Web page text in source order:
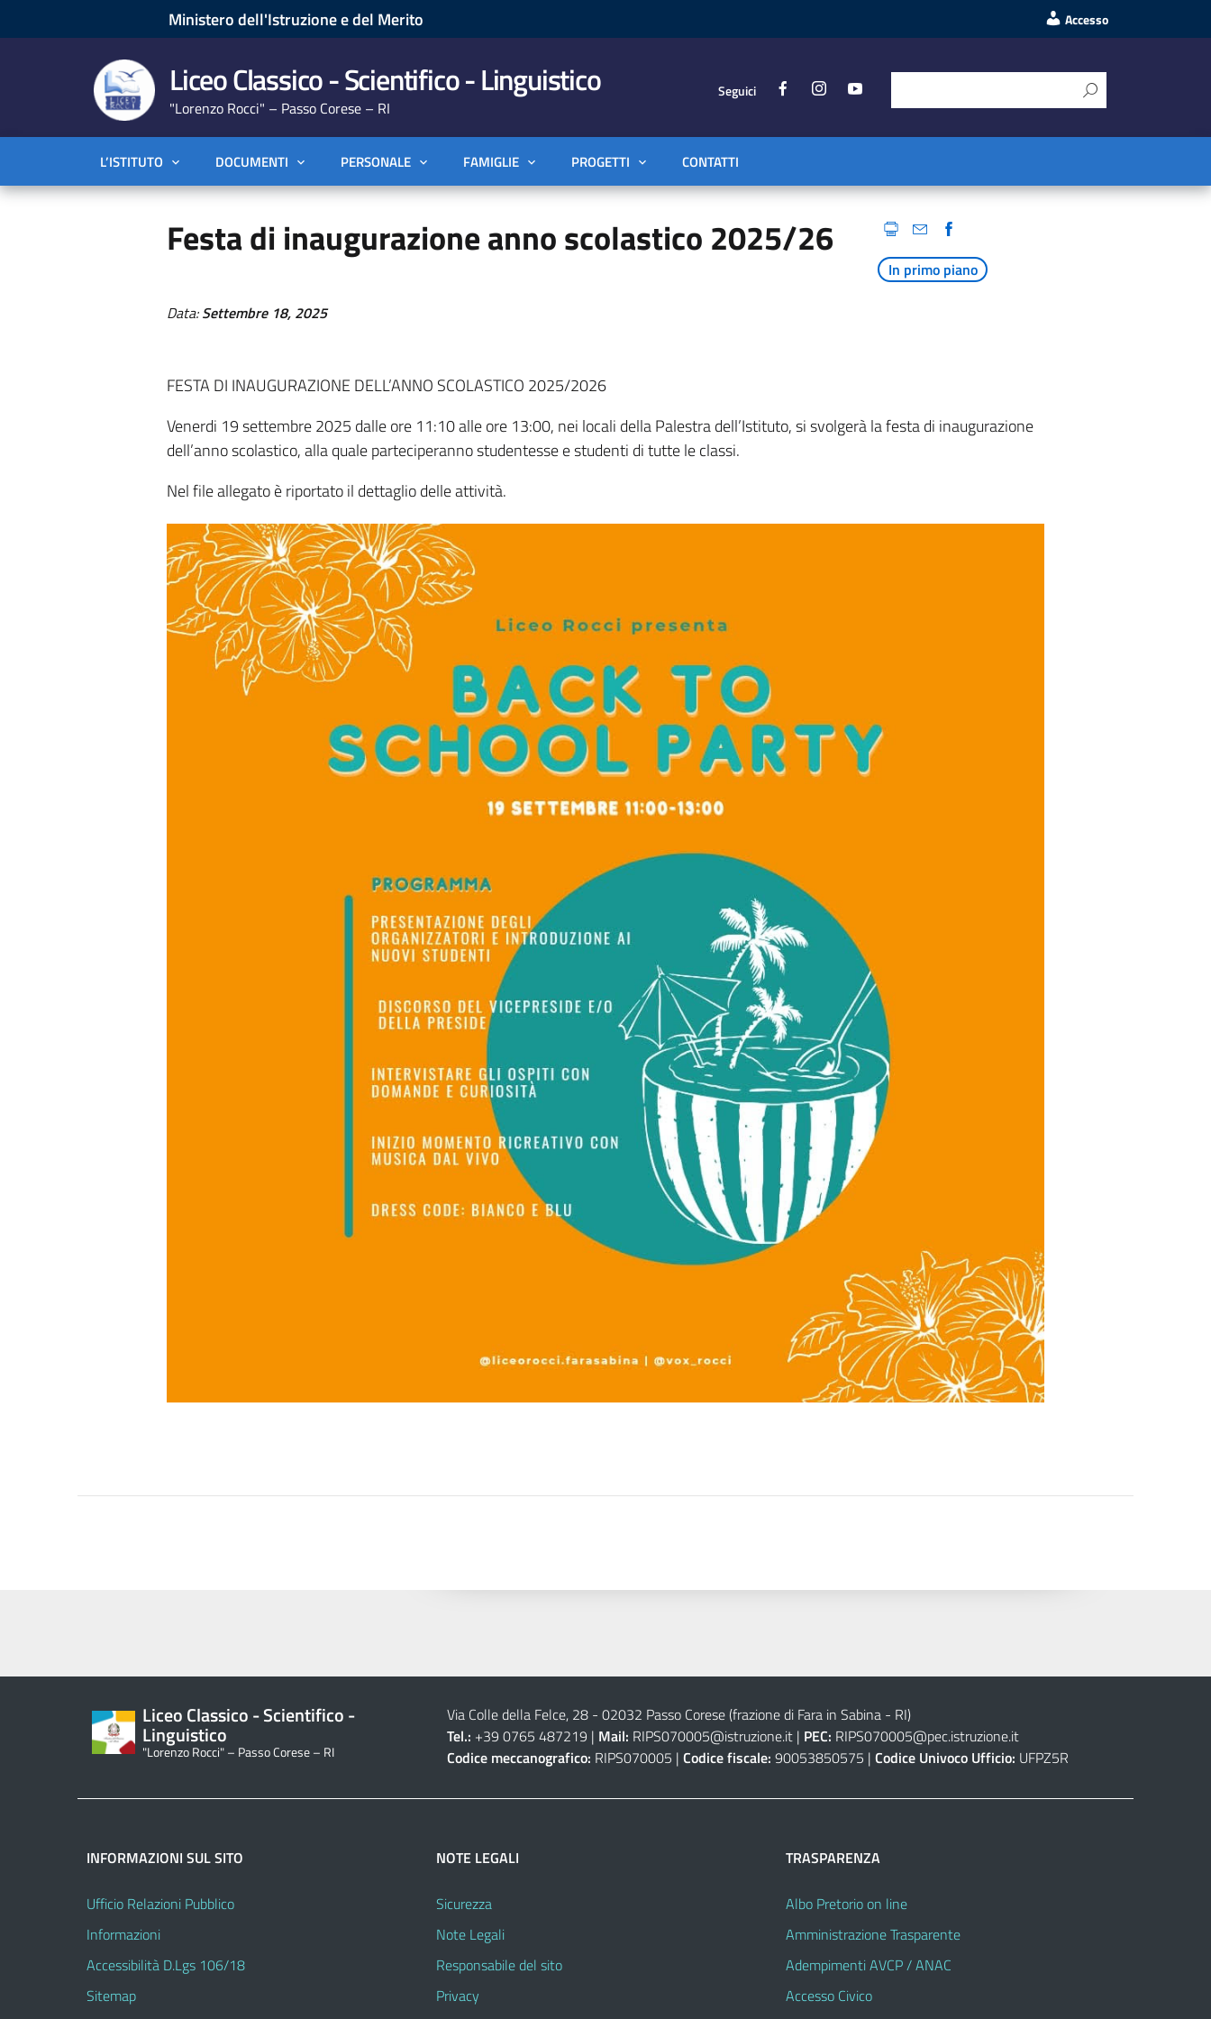
Ministero dell'Istruzione e del Merito Accesso
Liceo Classico - Scientifico - Linguistico
"Lorenzo Rocci" – Passo Corese – RI
Seguici
L’ISTITUTO DOCUMENTI PERSONALE FAMIGLIE PROGETTI CONTATTI
Festa di inaugurazione anno scolastico 2025/26
In primo piano
Data:Settembre 18, 2025
FESTA DI INAUGURAZIONE DELL’ANNO SCOLASTICO 2025/2026
Venerdi 19 settembre 2025 dalle ore 11:10 alle ore 13:00, nei locali della Palestra dell’Istituto, si svolgerà la festa di inaugurazione
dell’anno scolastico, alla quale parteciperanno studentesse e studenti di tutte le classi.
Nel file allegato è riportato il dettaglio delle attività.
Liceo Classico - Scientifico -
Linguistico
"Lorenzo Rocci" – Passo Corese – RI
Via Colle della Felce, 28 - 02032 Passo Corese (frazione di Fara in Sabina - RI)
Tel.: +39 0765 487219 | Mail: RIPS070005@istruzione.it| PEC: RIPS070005@pec.istruzione.it
Codice meccanografico: RIPS070005 | Codice fiscale: 90053850575 | Codice Univoco Ufficio: UFPZ5R
INFORMAZIONI SUL SITO
Ufficio Relazioni Pubblico
Informazioni
Accessibilità D.Lgs 106/18
Sitemap
NOTE LEGALI
Sicurezza
Note Legali
Responsabile del sito
Privacy
TRASPARENZA
Albo Pretorio on line
Amministrazione Trasparente
Adempimenti AVCP / ANAC
Accesso Civico